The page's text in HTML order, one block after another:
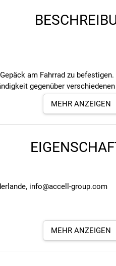
am Fahrrad zu
gegenüber
Zubehör am Fahrrad
MEHR ANZEIGEN
info@accell-group.com
MEHR ANZEIGEN